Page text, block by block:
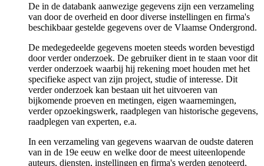
De in de databank aanwezige gegevens zijn een verzameling
van door de overheid en door diverse instellingen en firma's
beschikbaar gestelde gegevens over de Vlaamse Ondergrond.
De medegedeelde gegevens moeten steeds worden bevestigd
door verder onderzoek. De gebruiker dient in te staan voor dit
verder onderzoek waarbij hij rekening moet houden met het
specifieke aspect van zijn project, studie of interesse. Dit
verder onderzoek kan bestaan uit het uitvoeren van
bijkomende proeven en metingen, eigen waarnemingen,
verder opzoekingswerk, raadplegen van historische gegevens,
raadplegen van experten, e.a.
In een verzameling van gegevens waarvan de oudste dateren
van in de 19e eeuw en welke door de meest uiteenlopende
auteurs, diensten, instellingen en firma's werden genoteerd,